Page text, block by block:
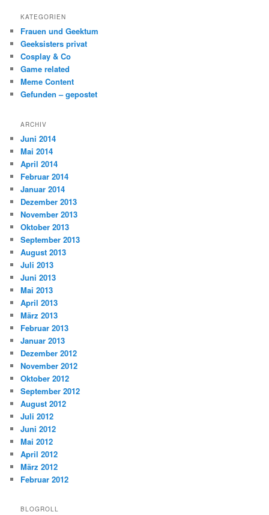
KATEGORIEN
Frauen und Geektum
Geeksisters privat
Cosplay & Co
Game related
Meme Content
Gefunden – gepostet
ARCHIV
Juni 2014
Mai 2014
April 2014
Februar 2014
Januar 2014
Dezember 2013
November 2013
Oktober 2013
September 2013
August 2013
Juli 2013
Juni 2013
Mai 2013
April 2013
März 2013
Februar 2013
Januar 2013
Dezember 2012
November 2012
Oktober 2012
September 2012
August 2012
Juli 2012
Juni 2012
Mai 2012
April 2012
März 2012
Februar 2012
BLOGROLL